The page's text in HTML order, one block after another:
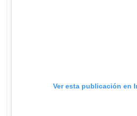
Ver esta publicación en